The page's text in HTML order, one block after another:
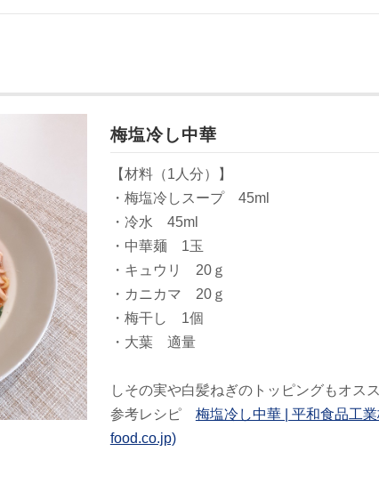
梅塩冷し中華
【材料（1人分）】
・梅塩冷しスープ 45ml
・冷水 45ml
・中華麺 1玉
・キュウリ 20ｇ
・カニカマ 20ｇ
・梅干し 1個
・大葉 適量
しその実や白髪ねぎのトッピングもオスス
参考レシピ 梅塩冷し中華 | 平和食品工
food.co.jp)